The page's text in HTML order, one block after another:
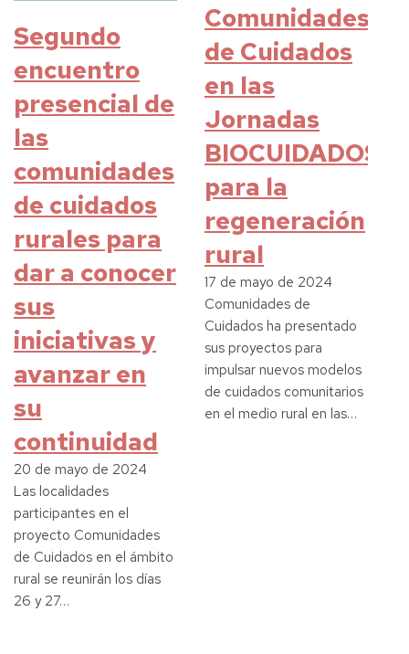
Segundo
encuentro
presencial de
las
comunidades
de cuidados
rurales para
dar a conocer
sus
iniciativas y
avanzar en
su
continuidad
20 de mayo de 2024
Las localidades
participantes en el
proyecto Comunidades
de Cuidados en el ámbito
rural se reunirán los días
26 y 27…
Comunidades
de Cuidados
en las
Jornadas
BIOCUIDADOS
para la
regeneración
rural
17 de mayo de 2024
Comunidades de
Cuidados ha presentado
sus proyectos para
impulsar nuevos modelos
de cuidados comunitarios
en el medio rural en las…